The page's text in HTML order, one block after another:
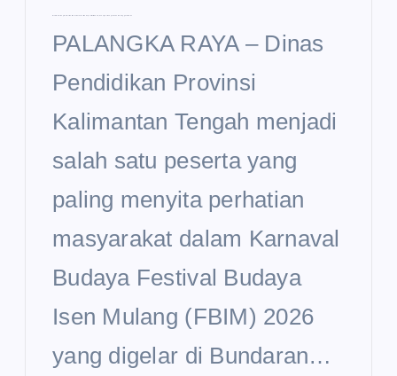
PALANGKA RAYA – Dinas
Pendidikan Provinsi
Kalimantan Tengah menjadi
salah satu peserta yang
paling menyita perhatian
masyarakat dalam Karnaval
Budaya Festival Budaya
Isen Mulang (FBIM) 2026
yang digelar di Bundaran…